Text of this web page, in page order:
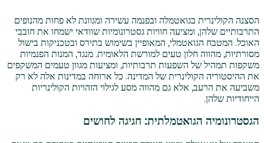
הסצנה הקולינרית בגואטמלה ובפנמה עשירה ומגוונת לא פחות מהנופים
התרבותיים שלהן, ומציעה חוויות גסטרונומיות שוודאי ישמחו את חובבי
האוכל. המטבח הגואטמלי, המאופיין בשימוש בתירס ובטכניקות בישול
מסורתיות, מהווה חלון טעים למורשת הלאומית. מנגד, המנות הפנמיות
משקפות תמהיל של השפעות תרבותיות, ומציעות מגוון טעמים המשקפים
את ההיסטוריה הקולינרית של המדינה. כל ארוחה במדינות אלה לא רק
משביעה את הרעב, אלא גם מהווה מסע לגילוי הזהויות הקולינריות
הייחודיות שלהן.
הגסטרונומיה הגואטמלתית: חגיגה לחושים